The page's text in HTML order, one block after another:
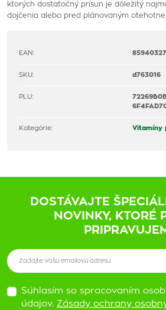
ktorých dostatočný prísun je dôležitý
dojčenia alebo pred plánovaným
EAN:
SKU: d763016
PLU:
Kategórie: Vitamíny
DOSTÁVAJTE
NOVINKY, KTORÉ
Súhlasím so spracovaním
údajov. Zásady ochrany